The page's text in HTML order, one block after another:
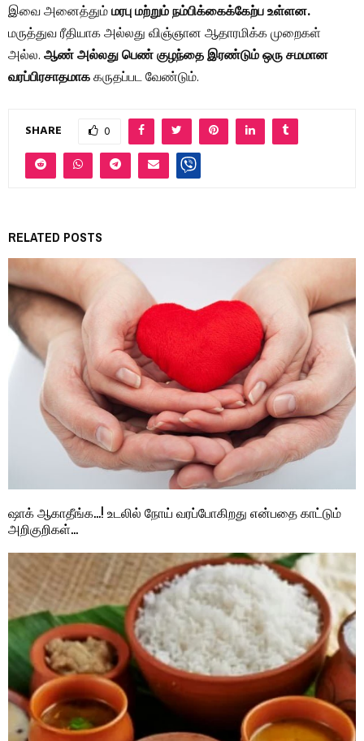
இவை அனைத்தும்மரபு மற்றும் நம்பிக்கைக்கேற்ப உள்ளன.
மருத்துவ ரீதியாக அல்லது விஞ்ஞான ஆதாரமிக்க முறைகள்
அல்ல.ஆண் அல்லது பெண் குழந்தை இரண்டும் ஒரு சமமான
வரப்பிரசாதமாககருதப்பட வேண்டும்.
SHARE 0
RELATED POSTS
ஷாக் ஆகாதீங்க…! உடலில் நோய் வரப்போகிறது என்பதை காட்டும்
அறிகுறிகள்…